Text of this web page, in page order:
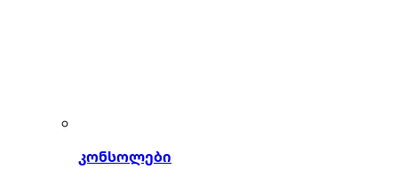
კონსოლები